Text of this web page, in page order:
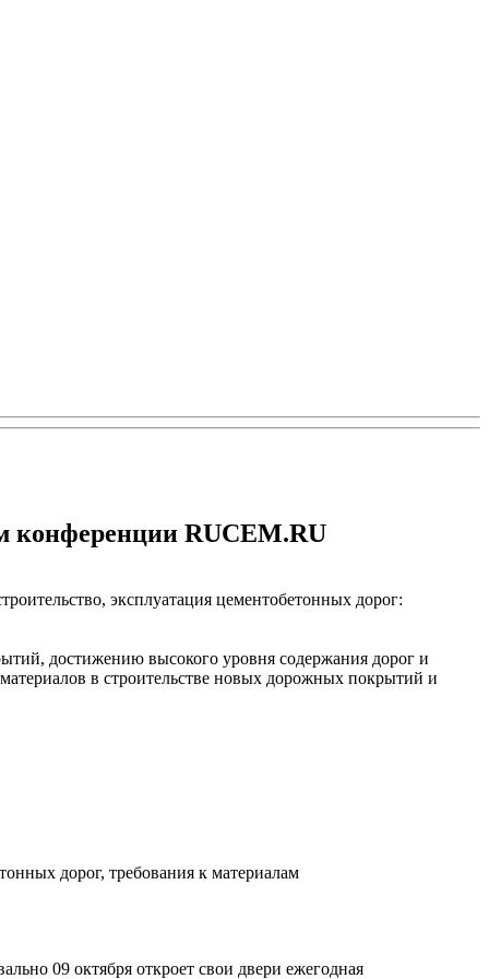
конференции RUCEM.RU
эксплуатация цементобетонных дорог:
достижению высокого уровня содержания дорог и
в строительстве новых дорожных покрытий и
дорог, требования к материалам
09 октября откроет свои двери ежегодная